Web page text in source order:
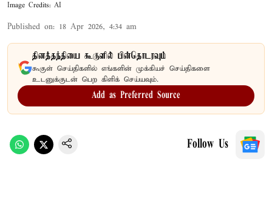
Image Credits: AI
Published on: 18 Apr 2026, 4:34 am
தினத்தந்தியை கூகுளில் பின்தொடரவும்
கூகுள் செய்திகளில் எங்களின் முக்கியச் செய்திகளை
உடனுக்குடன் பெற கிளிக் செய்யவும்.
Add as Preferred Source
Follow Us